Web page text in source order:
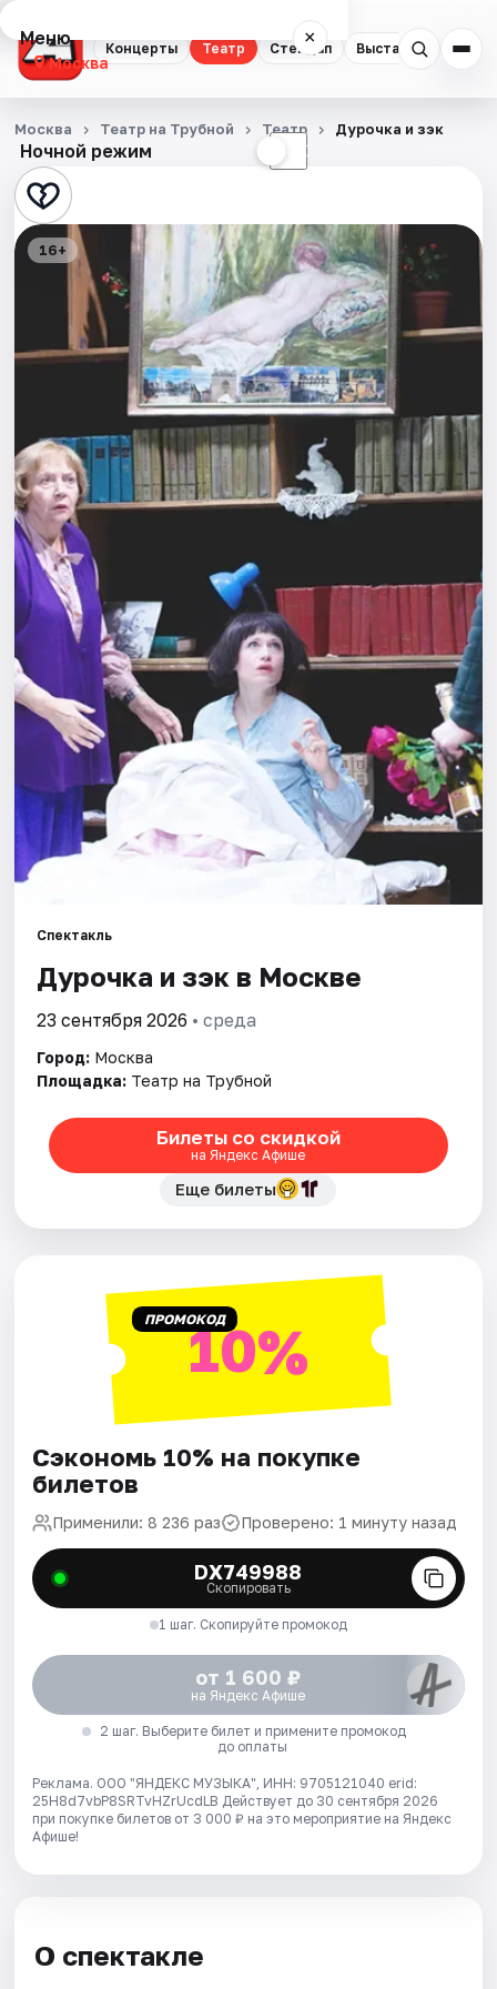
Концерты Театр Стендап Выставки
Меню ×
Москва
Концерты
Театр
Стендап
Выставки
Квесты
События
Города
Площадки
Артисты
Рейтинги
Ночной режим ☾
Москва Театр на Трубной Театр Дурочка и зэк
16+
Спектакль
Дурочка и зэк в Москве
23 сентября 2026 • среда
Город: Москва
Площадка: Театр на Трубной
Билеты со скидкой
на Яндекс Афише
Еще билеты
ПРОМОКОД10%
Сэкономь 10% на покупке
билетов
Применили: 8 236 раз Проверено: 1 минуту назад
DX749988
Скопировать
1 шаг. Скопируйте промокод
от 1 600 ₽
на Яндекс Афише
2 шаг. Выберите билет и примените промокод
до оплаты
Реклама. ООО "ЯНДЕКС МУЗЫКА", ИНН: 9705121040 erid:
25H8d7vbP8SRTvHZrUcdLB Действует до 30 сентября 2026
при покупке билетов от 3 000 ₽ на это мероприятие на Яндекс
Афише!
О спектакле